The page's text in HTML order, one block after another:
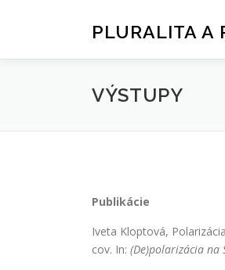
PLURALITA A
VÝSTUPY
Publikácie
Iveta Kloptová,
cov. In: (De)polarizácia na